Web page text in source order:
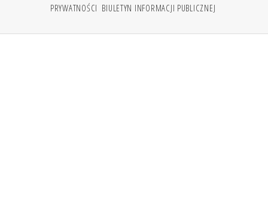
PRYWATNOŚCI BIULETYN INFORMACJI PUBLICZNEJ